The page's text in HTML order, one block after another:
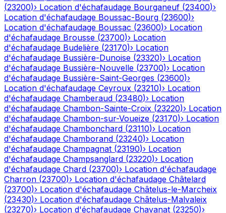
(23200)› Location d'échafaudage Bourganeuf (23400)›
Location d'échafaudage Boussac-Bourg (23600)›
Location d'échafaudage Boussac (23600)› Location
d'échafaudage Brousse (23700)› Location
d'échafaudage Budelière (23170)› Location
d'échafaudage Bussière-Dunoise (23320)› Location
d'échafaudage Bussière-Nouvelle (23700)› Location
d'échafaudage Bussière-Saint-Georges (23600)›
Location d'échafaudage Ceyroux (23210)› Location
d'échafaudage Chamberaud (23480)› Location
d'échafaudage Chambon-Sainte-Croix (23220)› Location
d'échafaudage Chambon-sur-Voueize (23170)› Location
d'échafaudage Chambonchard (23110)› Location
d'échafaudage Chamborand (23240)› Location
d'échafaudage Champagnat (23190)› Location
d'échafaudage Champsanglard (23220)› Location
d'échafaudage Chard (23700)› Location d'échafaudage
Charron (23700)› Location d'échafaudage Châtelard
(23700)› Location d'échafaudage Châtelus-le-Marcheix
(23430)› Location d'échafaudage Châtelus-Malvaleix
(23270)› Location d'échafaudage Chavanat (23250)›